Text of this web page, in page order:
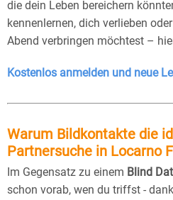
die dein Leben bereichern
kennenlernen, dich verlieben
Abend verbringen möchtest –
Kostenlos anmelden und neue
Warum Bildkontakte die
Partnersuche in Locarno
Im Gegensatz zu einem Blind
schon vorab, wen du triffst -